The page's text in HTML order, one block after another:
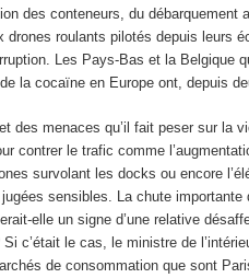
des conteneurs, du débarquement
roulants pilotés depuis leurs
Les Pays-Bas et la Belgique
la cocaïne en Europe ont, depuis
et des menaces qu’il fait peser sur la
contrer le trafic comme
survolant les docks ou encore
sensibles. La chute
elle un signe d’une relative
c’était le cas, le ministre de
de consommation que sont